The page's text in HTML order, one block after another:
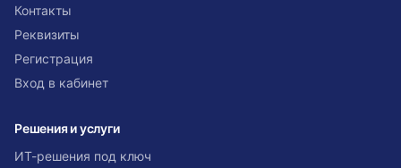
Контакты
Реквизиты
Регистрация
Вход в кабинет
Решения и услуги
ИТ-решения под ключ